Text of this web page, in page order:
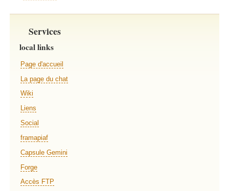
Services
local links
Page d'accueil
La page du chat
Wiki
Liens
Social
framapiaf
Capsule Gemini
Forge
Accès FTP